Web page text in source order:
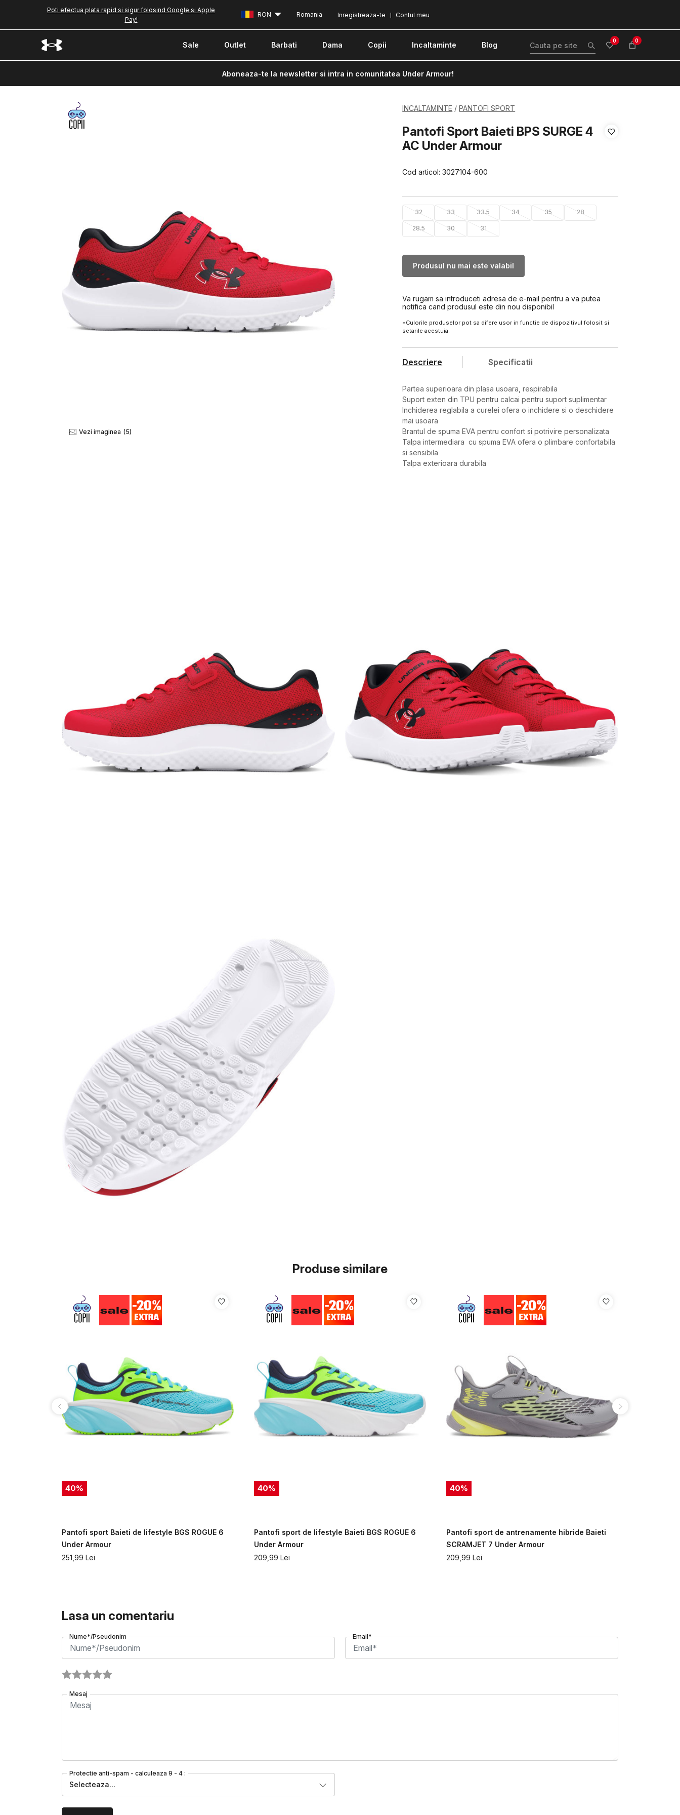
Poti efectua plata rapid si sigur folosind Google si Apple
Pay!
Contul meu
Inregistreaza-te
RON Romania
Sale Outlet Barbati Dama Copii Incaltaminte Blog 0 0
Aboneaza-te la newsletter si intra in comunitatea Under Armour!
Vezi imaginea (5)
INCALTAMINTE PANTOFI SPORT
Pantofi Sport Baieti BPS SURGE 4
AC Under Armour
Cod articol:3027104-600
32 33 33.5 34 35 28
28.5 30 31
Produsul nu mai este valabil
Va rugam sa introduceti adresa de e-mail pentru a va putea
notifica cand produsul este din nou disponibil
*Culorile produselor pot sa difere usor in functie de dispozitivul folosit si
setarile acestuia.
Descriere Specificatii
Partea superioara din plasa usoara, respirabila
Suport exten din TPU pentru calcai pentru suport suplimentar
Inchiderea reglabila a curelei ofera o inchidere si o deschidere
mai usoara
Brantul de spuma EVA pentru confort si potrivire personalizata
Talpa intermediara cu spuma EVA ofera o plimbare confortabila
si sensibila
Talpa exterioara durabila
Produse similare
40%
Pantofi sport Baieti de lifestyle BGS ROGUE 6
Under Armour
251,99 Lei
40%
Pantofi sport de lifestyle Baieti BGS ROGUE 6
Under Armour
209,99 Lei
40%
Pantofi sport de antrenamente hibride Baieti
SCRAMJET 7 Under Armour
209,99 Lei
Lasa un comentariu
Nume*/Pseudonim Email*
Mesaj
Protectie anti-spam - calculeaza 9 - 4 :
Selecteaza...